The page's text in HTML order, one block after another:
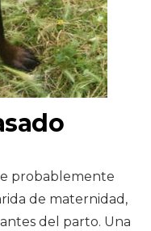
probablemente
de maternidad,
del parto. Una